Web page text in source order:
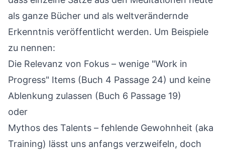
als ganze Bücher und als weltverändernde
Erkenntnis veröffentlicht werden. Um Beispiele
zu nennen:
Die Relevanz von Fokus – wenige "Work in
Progress" Items (Buch 4 Passage 24) und keine
Ablenkung zulassen (Buch 6 Passage 19)
oder
Mythos des Talents – fehlende Gewohnheit (aka
Training) lässt uns anfangs verzweifeln, doch